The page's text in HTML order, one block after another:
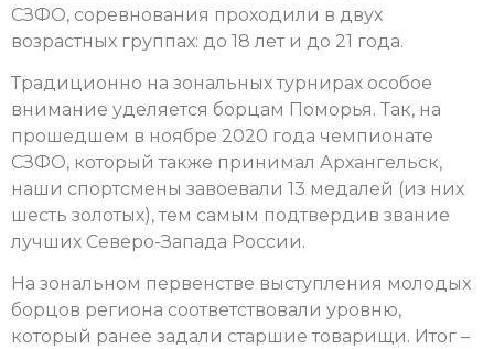
СЗФО, соревнования проходили в двух
возрастных группах: до 18 лет и до 21 года.
Традиционно на зональных турнирах особое
внимание уделяется борцам Поморья. Так, на
прошедшем в ноябре 2020 года чемпионате
СЗФО, который также принимал Архангельск,
наши спортсмены завоевали 13 медалей (из них
шесть золотых), тем самым подтвердив звание
лучших Северо-Запада России.
На зональном первенстве выступления молодых
борцов региона соответствовали уровню,
который ранее задали старшие товарищи. Итог –